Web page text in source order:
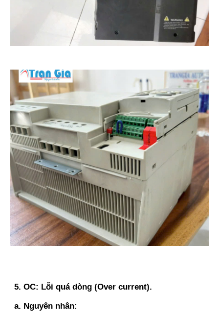
5. OC: Lỗi quá dòng (Over current).
a. Nguyên nhân: